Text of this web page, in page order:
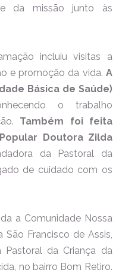
da missão junto às
incluiu visitas a
e promoção da vida. A
Básica de Saúde)
o trabalho
Também foi feita
Doutora Zilda
da Pastoral da
de cuidado com os
a Comunidade Nossa
Francisco de Assis,
Pastoral da Criança da
no bairro Bom Retiro.